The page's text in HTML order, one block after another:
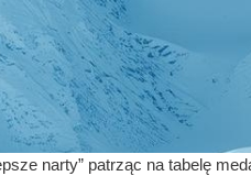
narty” patrząc na tabelę